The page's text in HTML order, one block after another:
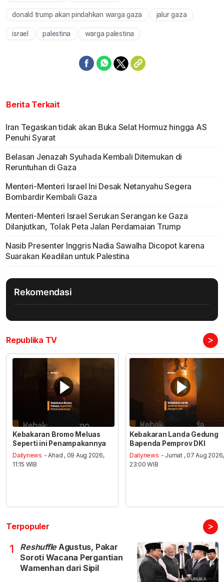
donald trump akan pindahkan warga gaza jalur gaza
israel palestina warga palestina
Berita Terkait
Iran Tegaskan tidak akan Buka Selat Hormuz hingga AS
Penuhi Syarat
Belasan Jenazah Syuhada Kembali Ditemukan di
Reruntuhan di Gaza
Menteri-Menteri Israel Ini Desak Netanyahu Segera
Bombardir Kembali Gaza
Menteri-Menteri Israel Serukan Serangan ke Gaza
Dilanjutkan, Tolak Peta Jalan Perdamaian Trump
Nasib Presenter Inggris Nadia Sawalha Dicopot karena
Suarakan Keadilan untuk Palestina
Rekomendasi
Republika TV >
Kebakaran Bromo Meluas
Seperti ini Penampakannya
Dailynews - Ahad , 09 Aug 2026,
11:15 WIB
Kebakaran Landa Gedung
Bapenda Pemprov DKI
Dailynews - Jumat , 07 Aug 2026,
23:00 WIB
Terpopuler >
1 ReshuffleAgustus, Pakar
Soroti Wacana Pergantian
Wamenhan dari Sipil